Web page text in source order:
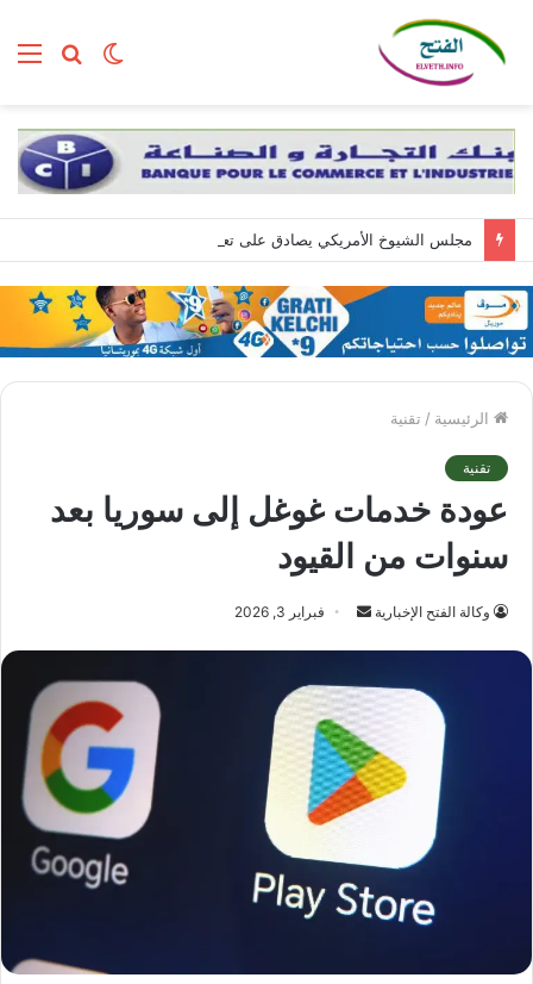
بحث الوضع
مجلس الشيوخ الأمريكي يصادق على تعيين تود بلانش وزيرا للعدل
الرئيسية / تقنية
تقنية
عودة خدمات غوغل إلى سوريا بعد
سنوات من القيود
وكالة الفتح الإخبارية
أرسل فبراير 3, 2026